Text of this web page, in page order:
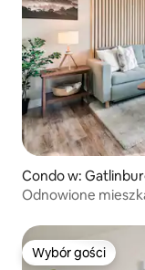
Condo w:
Odnowione
Wybór gości
Wybór gości